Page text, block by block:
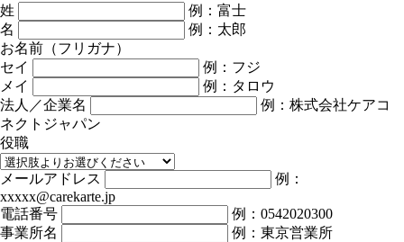
姓
例：富士
名
例：太郎
お名前（フリガナ）
セイ
例：フジ
メイ
例：タロウ
法人／企業名
例：株式会社ケアコ
ネクトジャパン
役職
メールアドレス
例：
xxxxx@carekarte.jp
電話番号
例：0542020300
事業所名
例：東京営業所